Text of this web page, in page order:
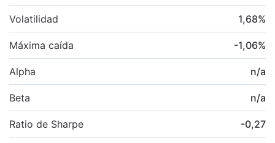
Volatilidad 1,68%
Máxima caída -1,06%
Alpha n/a
Beta n/a
Ratio de Sharpe -0,27